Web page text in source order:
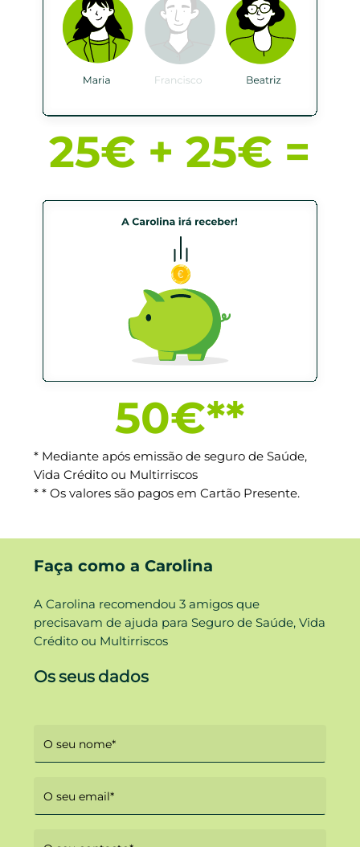
25€ + 25€ =
50€**
* Mediante após emissão de seguro de Saúde,
Vida Crédito ou Multirriscos
* * Os valores são pagos em Cartão Presente.
Faça como a Carolina
A Carolina recomendou 3 amigos que
precisavam de ajuda para Seguro de Saúde, Vida
Crédito ou Multirriscos
Os seus dados